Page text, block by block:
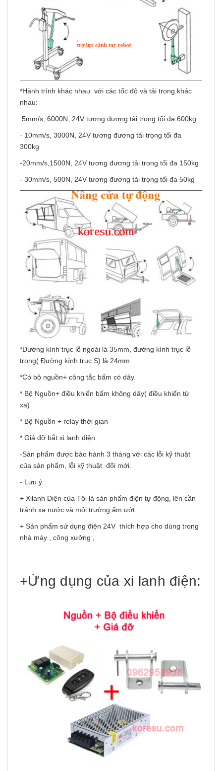
*Hành trình khác nhau với các tốc độ và tải trọng khác
nhau:
5mm/s, 6000N, 24V tương đương tải trọng tối đa 600kg
- 10mm/s, 3000N, 24V tương đương tải trọng tối đa
300kg
-20mm/s,1500N, 24V tương đương tải trọng tối đa 150kg
- 30mm/s, 500N, 24V tương đương tải trọng tối đa 50kg
*Đường kính trục lỗ ngoài là 35mm, đường kính trục lỗ
trong( Đường kính trục S) là 24mm
*Có bộ nguồn+ công tắc bấm có dây.
* Bộ Nguồn+ điều khiển bấm không dây( điều khiển từ
xa)
* Bộ Nguồn + relay thời gian
* Giá đỡ bắt xi lanh điện
-Sản phẩm được bảo hành 3 tháng với các lỗi kỹ thuật
của sản phẩm, lỗi kỹ thuật đổi mới.
- Lưu ý :
+ Xilanh Điện của Tôi là sản phẩm điện tự động, lên cần
tránh xa nước và môi trường ẩm ướt
+ Sản phẩm sử dụng điện 24V thích hợp cho dùng trong
nhà máy , công xưởng ,
+Ứng dụng của xi lanh điện: